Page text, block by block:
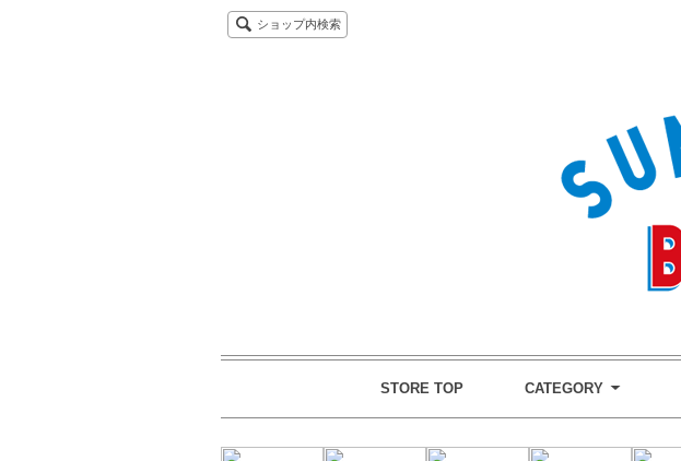
ショップ内検索
STORE TOP CATEGORY